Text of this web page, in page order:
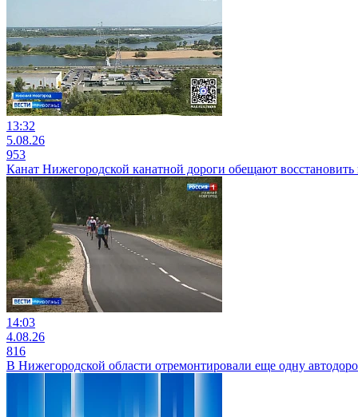
13:32
5.08.26
953
Канат Нижегородской канатной дороги обещают восстановить
14:03
4.08.26
816
В Нижегородской области отремонтировали еще одну